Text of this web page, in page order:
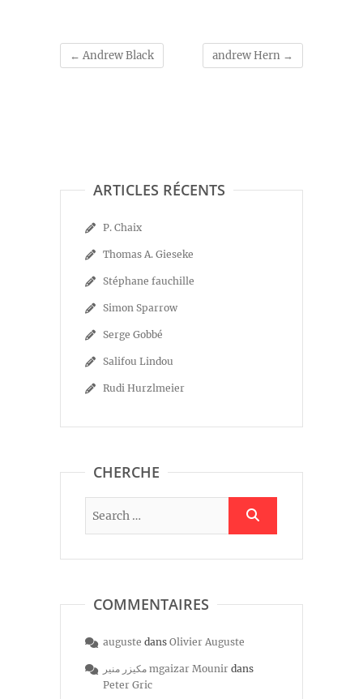
← Andrew Black andrew Hern →
ARTICLES RÉCENTS
P. Chaix
Thomas A. Gieseke
Stéphane fauchille
Simon Sparrow
Serge Gobbé
Salifou Lindou
Rudi Hurzlmeier
CHERCHE
COMMENTAIRES
auguste dans Olivier Auguste
مكيزر منير mgaizar Mounir dans
Peter Gric